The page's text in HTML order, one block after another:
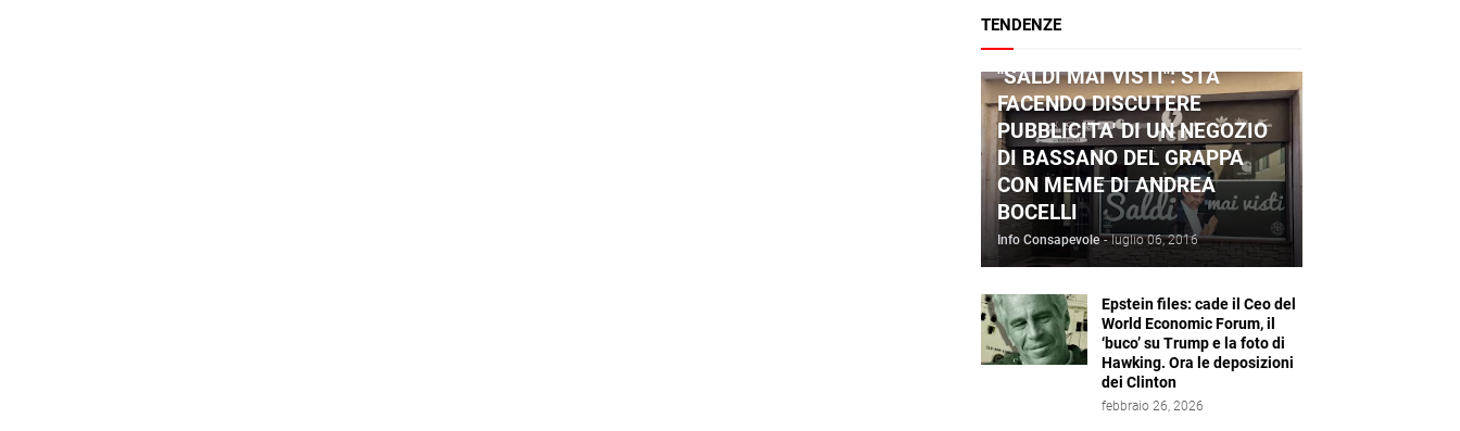
TENDENZE
"SALDI MAI VISTI": STA
FACENDO DISCUTERE
PUBBLICITA' DI UN NEGOZIO
DI BASSANO DEL GRAPPA
CON MEME DI ANDREA
BOCELLI
Info Consapevole - luglio 06, 2016
Epstein files: cade il Ceo del
World Economic Forum, il
‘buco’ su Trump e la foto di
Hawking. Ora le deposizioni
dei Clinton
febbraio 26, 2026